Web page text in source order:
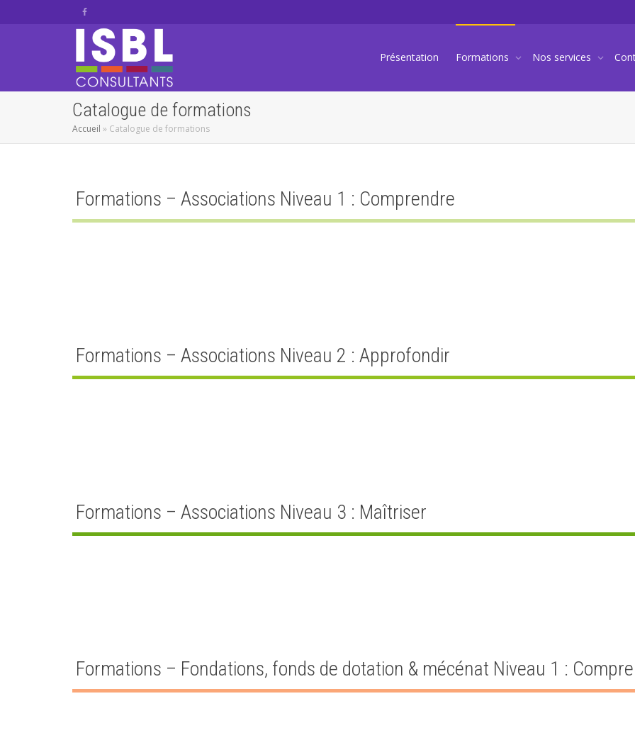
Présentation Formations Nos services
Catalogue de formations
Accueil » Catalogue de formations
Formations – Associations Niveau 1 : Comprendre
Formations – Associations Niveau 2 : Approfondir
Formations – Associations Niveau 3 : Maîtriser
Formations – Fondations, fonds de dotation & mécénat Niveau 1 :